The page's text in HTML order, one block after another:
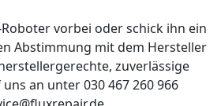
vorbei oder schick ihn ein
Abstimmung mit dem Hersteller
zuverlässige
an unter 030 467 260 966